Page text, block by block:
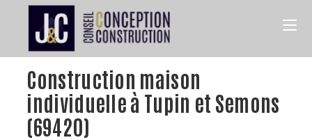
Construction maison
individuelle à Tupin et Semons
(69420)